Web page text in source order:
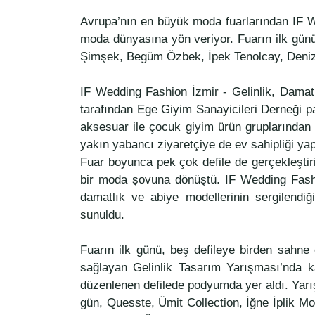
Avrupa’nın en büyük moda fuarlarından IF
moda dünyasına yön veriyor. Fuarın ilk
Şimşek, Begüm Özbek, İpek Tenolcay,
IF Wedding Fashion İzmir - Gelinlik,
tarafından Ege Giyim Sanayicileri Derneği
aksesuar ile çocuk giyim ürün gruplarından
yakın yabancı ziyaretçiye de ev sahipliği
Fuar boyunca pek çok defile de
bir moda şovuna dönüştü. IF Wedding
damatlık ve abiye modellerinin
sunuldu.
Fuarın ilk günü, beş defileye birden sahne
sağlayan Gelinlik Tasarım
düzenlenen defilede podyumda yer aldı.
gün, Quesste, Ümit Collection, İğne İplik